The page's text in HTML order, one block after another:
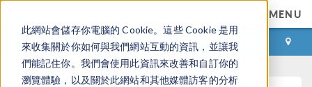
此網站會儲存你電腦的 Cookie。這些 Cookie 是用
來收集關於你如何與我們網站互動的資訊，並讓我
們能記住你。我們會使用此資訊來改善和自訂你的
瀏覽體驗，以及關於此網站和其他媒體訪客的分析
MENU
登录 咨询与购买